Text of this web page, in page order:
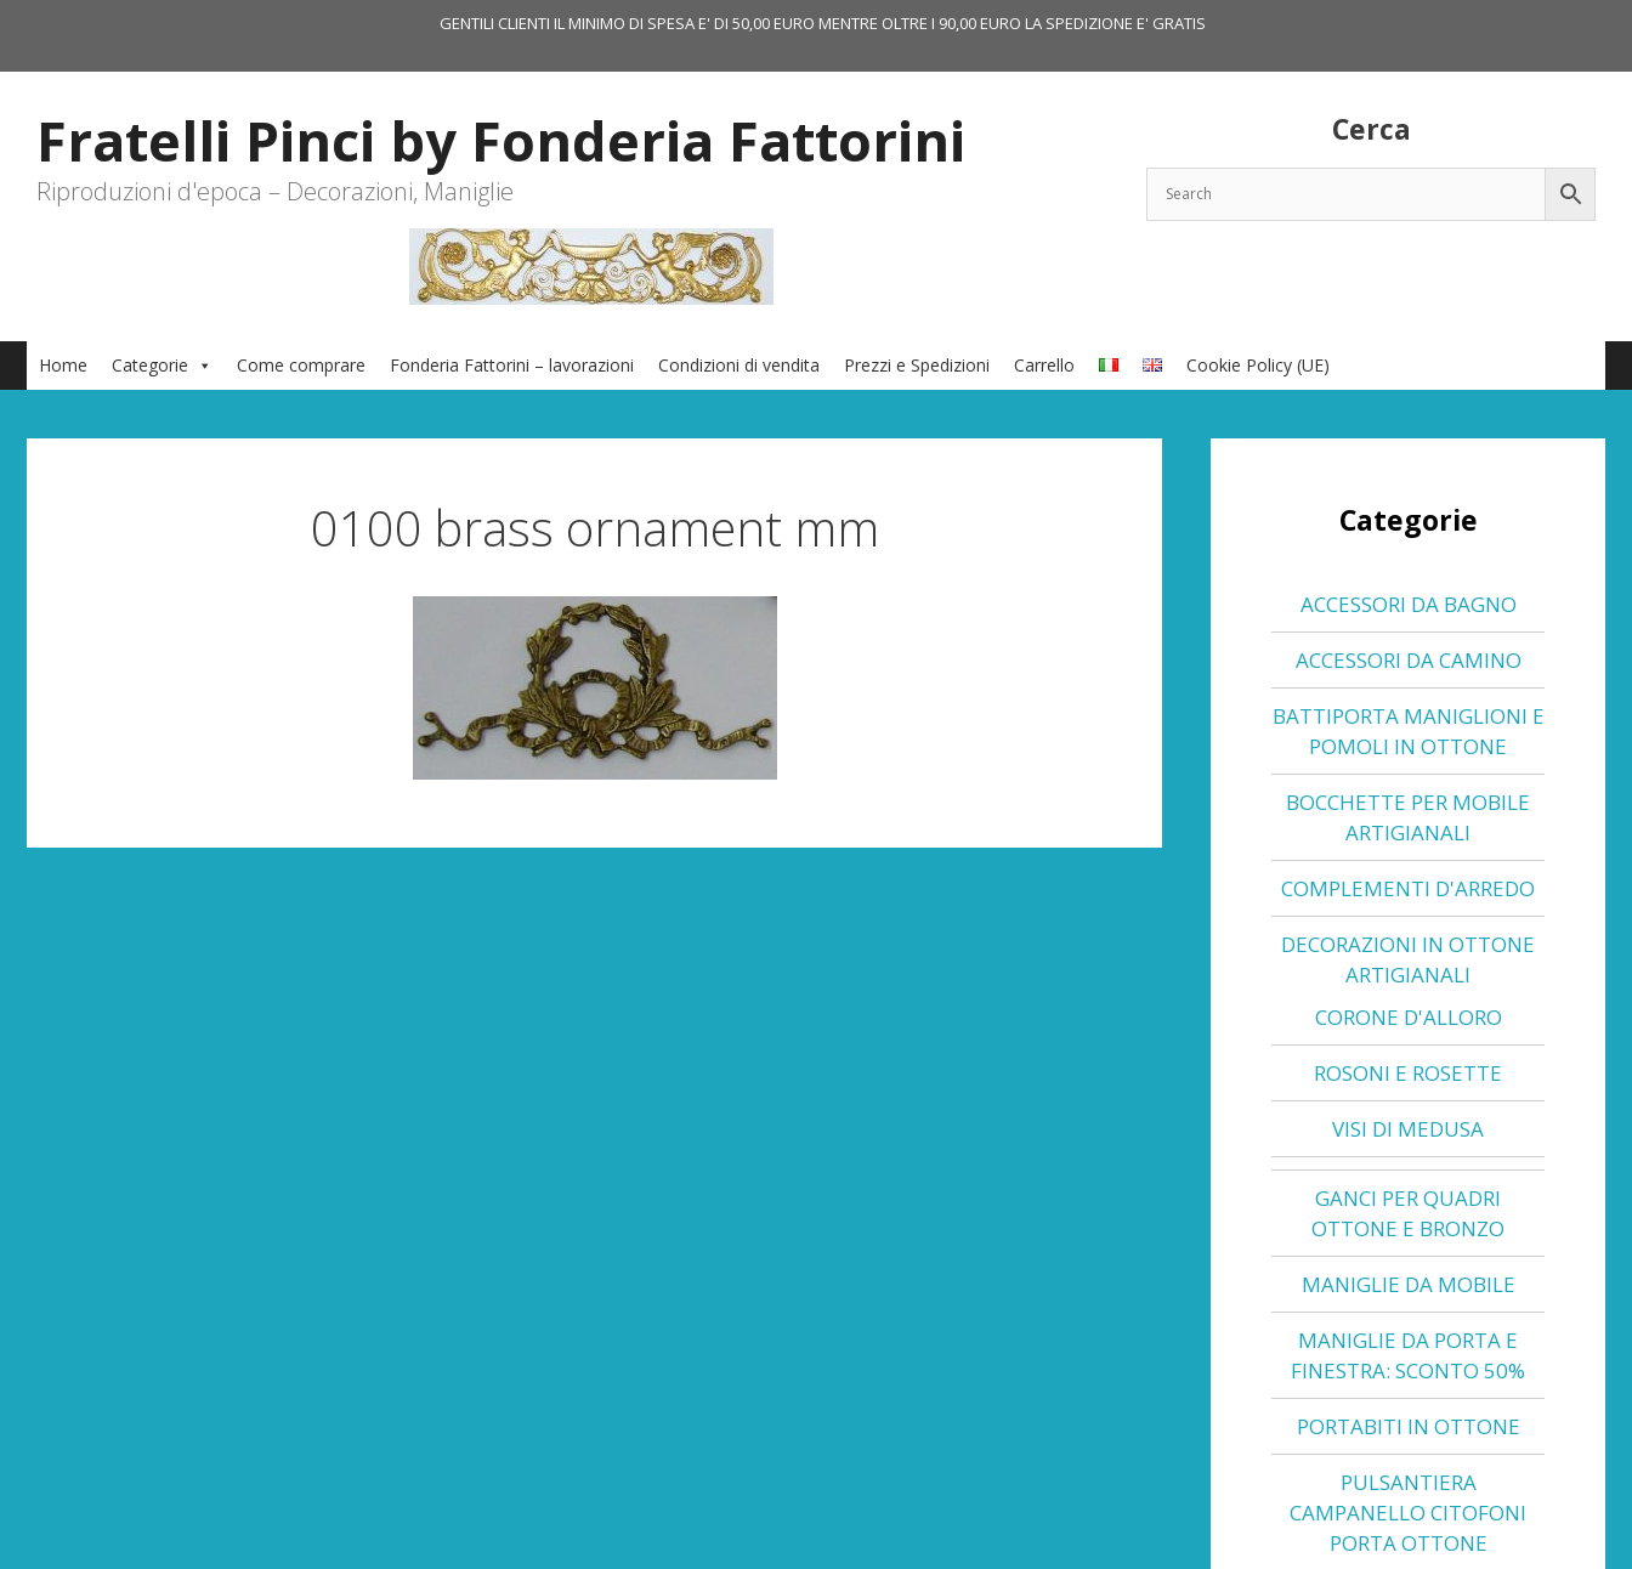
contenuto
GENTILI CLIENTI IL MINIMO DI SPESA E' DI 50,00 EURO MENTRE OLTRE I 90,00 EURO LA SPEDIZIONE E' GRATIS
Cerca
Fratelli Pinci by Fonderia Fattorini
Riproduzioni d'epoca – Decorazioni, Maniglie
Home Categorie Come comprare Fonderia Fattorini – lavorazioni Condizioni di vendita Prezzi e Spedizioni Carrello Cookie Policy (UE)
0100 brass ornament mm Categorie
ACCESSORI DA BAGNO
ACCESSORI DA CAMINO
BATTIPORTA MANIGLIONI E
POMOLI IN OTTONE
BOCCHETTE PER MOBILE
ARTIGIANALI
COMPLEMENTI D'ARREDO
DECORAZIONI IN OTTONE
ARTIGIANALI
CORONE D'ALLORO
ROSONI E ROSETTE
VISI DI MEDUSA
GANCI PER QUADRI
OTTONE E BRONZO
MANIGLIE DA MOBILE
MANIGLIE DA PORTA E
FINESTRA: SCONTO 50%
PORTABITI IN OTTONE
PULSANTIERA
CAMPANELLO CITOFONI
PORTA OTTONE